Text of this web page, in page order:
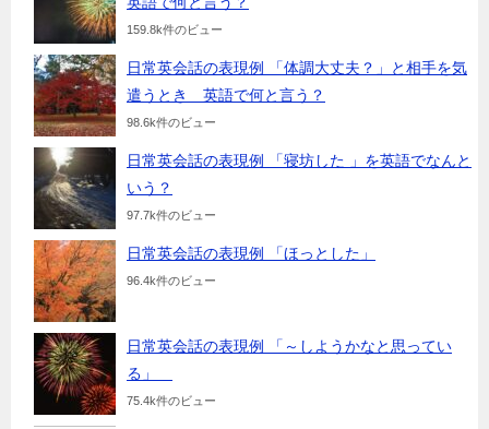
159.8k件のビュー
日常英会話の表現例 「体調大丈夫？」と相手を気
遣うとき 英語で何と言う？
98.6k件のビュー
日常英会話の表現例 「寝坊した 」を英語でなんと
いう？
97.7k件のビュー
日常英会話の表現例 「ほっとした」
96.4k件のビュー
日常英会話の表現例 「～しようかなと思ってい
る」
75.4k件のビュー